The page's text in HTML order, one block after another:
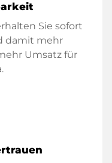
Sie sofort
damit mehr
Umsatz für